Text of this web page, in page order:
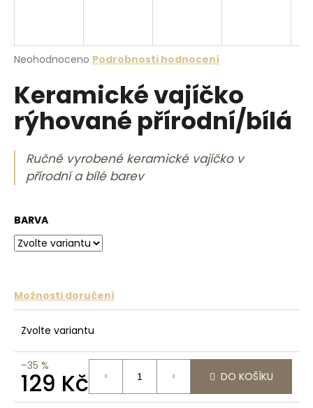
Průměrné hodnocení produktu je 0,0 z 5 hvězdiček.
Neohodnoceno Podrobnosti hodnocení
Keramické vajíčko
rýhované přírodní/bílá
Ručně vyrobené keramické vajíčko v
přírodní a bílé barev
BARVA
Možnosti doručení
Zvolte variantu
–35 %
129 Kč
Měrná cena:
DO KOŠÍKU
í
?
HLEDAT
D
o
p
u
č
u
e
m